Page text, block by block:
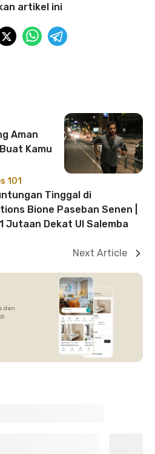
artikel ini
Aman
Kamu
101
Tinggal di
Bione Paseban Senen |
Jutaan Dekat UI Salemba
Next Article
dan